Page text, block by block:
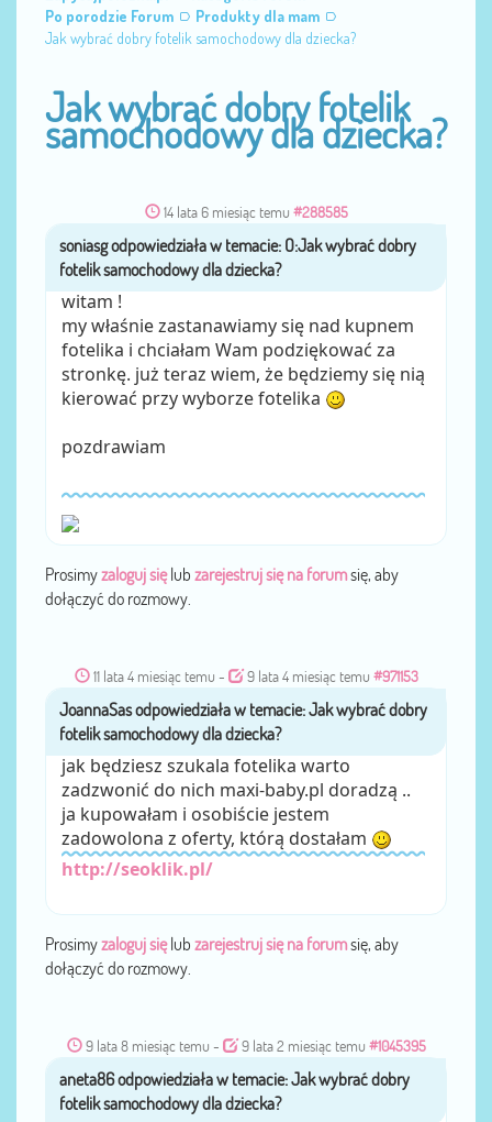
Po porodzie Forum
Produkty dla mam
Jak wybrać dobry fotelik samochodowy dla dziecka?
Jak wybrać dobry fotelik
samochodowy dla dziecka?
14 lata 6 miesiąc temu #288585
przezsoniasg
witam !
my właśnie zastanawiamy się nad kupnem
fotelika i chciałam Wam podziękować za
stronkę. już teraz wiem, że będziemy się nią
kierować przy wyborze fotelika
pozdrawiam
Prosimyzaloguj sięlub zarejestruj się na forumsię, aby
dołączyć do rozmowy.
11 lata 4 miesiąc temu - 9 lata 4 miesiąc temu #971153
przezJoannaSas
jak będziesz szukala fotelika warto
zadzwonić do nich maxi-baby.pl doradzą ..
ja kupowałam i osobiście jestem
zadowolona z oferty, którą dostałam
http://seoklik.pl/
Prosimyzaloguj sięlub zarejestruj się na forumsię, aby
dołączyć do rozmowy.
9 lata 8 miesiąc temu - 9 lata 2 miesiąc temu #1045395
przezaneta86